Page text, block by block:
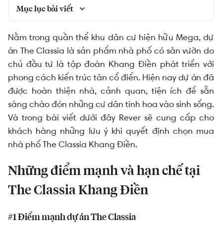
Mục lục bài viết
Những điểm mạnh và hạn chế tại The Classia
Khang Điền
Sản phẩm không dành cho số đông, vậy The
Classia sẽ phù hợp với ai?
Nằm trong quần thể khu dân cư hiện hữu Mega, dự
án The Classia là sản phẩm nhà phố có sân vườn do
chủ đầu tư là tập đoàn Khang Điền phát triển với
phong cách kiến trúc tân cổ điển. Hiện nay dự án đã
được hoàn thiện nhà, cảnh quan, tiện ích để sẵn
sàng chào đón những cư dân tinh hoa vào sinh sống.
Và trong bài viết dưới đây Rever sẽ cung cấp cho
khách hàng những lưu ý khi quyết định chọn mua
nhà phố The Classia Khang Điền.
Những điểm mạnh và hạn chế tại
The Classia Khang Điền
#1 Điểm mạnh dự án The Classia